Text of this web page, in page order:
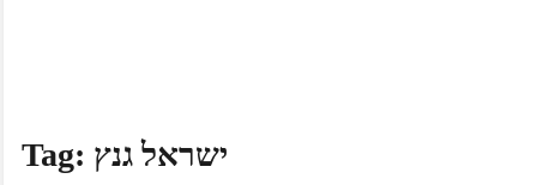
Tag: ישראל גנץ